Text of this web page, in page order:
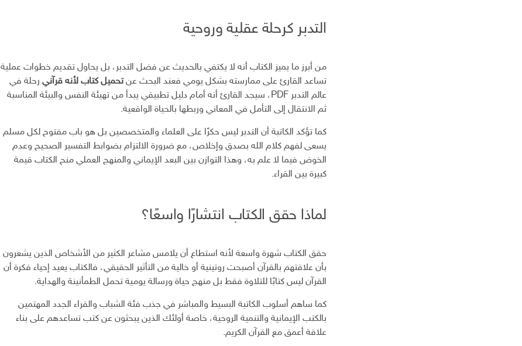
التدبر كرحلة عقلية وروحية
من أبرز ما يميز الكتاب أنه لا يكتفي بالحديث عن فضل التدبر، بل يحاول تقديم خطوات عملية
تساعد القارئ على ممارسته بشكل يومي فعند البحث عنتحميل كتاب لأنه قرآني رحلة في
عالم التدبر PDF، سيجد القارئ أنه أمام دليل تطبيقي يبدأ من تهيئة النفس والبيئة المناسبة
ثم الانتقال إلى التأمل في المعاني وربطها بالحياة الواقعية.
كما تؤكد الكاتبة أن التدبر ليس حكرًا على العلماء والمتخصصين بل هو باب مفتوح لكل مسلم
يسعى لفهم كلام الله بصدق وإخلاص، مع ضرورة الالتزام بضوابط التفسير الصحيح وعدم
الخوض فيما لا علم به، وهذا التوازن بين البعد الإيماني والمنهج العملي منح الكتاب قيمة
كبيرة بين القراء.
لماذا حقق الكتاب انتشارًا واسعًا؟
حقق الكتاب شهرة واسعة لأنه استطاع أن يلامس مشاعر الكثير من الأشخاص الذين يشعرون
بأن علاقتهم بالقرآن أصبحت روتينية أو خالية من التأثير الحقيقي، فالكتاب يعيد إحياء فكرة أن
القرآن ليس كتابًا للتلاوة فقط بل منهج حياة ورسالة يومية تحمل الطمأنينة والهداية.
كما ساهم أسلوب الكاتبة البسيط والمباشر في جذب فئة الشباب والقراء الجدد المهتمين
بالكتب الإيمانية والتنمية الروحية، خاصة أولئك الذين يبحثون عن كتب تساعدهم على بناء
علاقة أعمق مع القرآن الكريم.